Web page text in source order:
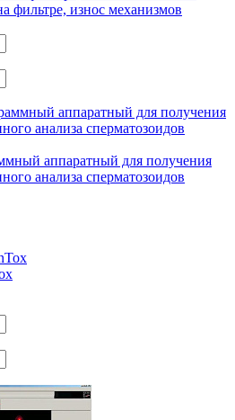
фильтре, износ механизмов
аппаратный для получения
анализа сперматозоидов